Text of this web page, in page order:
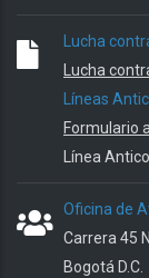
Lucha
Lucha
Líneas
Formulario
Línea
Oficina de
Carrera 45
Bogotá D.C.